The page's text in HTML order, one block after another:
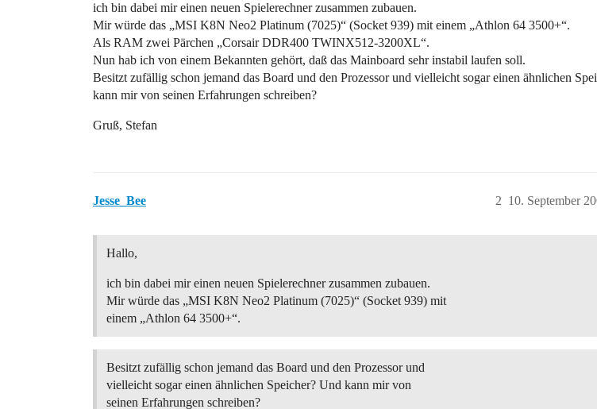
ich bin dabei mir einen neuen Spielerechner zusammen zubauen.
Mir würde das „MSI K8N Neo2 Platinum (7025)“ (Socket 939) mit einem „Athlon 64 3500+“.
Als RAM zwei Pärchen „Corsair DDR400 TWINX512-3200XL“.
Nun hab ich von einem Bekannten gehört, daß das Mainboard sehr instabil laufen soll.
Besitzt zufällig schon jemand das Board und den Prozessor und vielleicht sogar einen ähnlichen
kann mir von seinen Erfahrungen schreiben?
Gruß, Stefan
Jesse_Bee 10. September
2
Hallo,
ich bin dabei mir einen neuen Spielerechner zusammen zubauen.
Mir würde das „MSI K8N Neo2 Platinum (7025)“ (Socket 939) mit
einem „Athlon 64 3500+“.
Besitzt zufällig schon jemand das Board und den Prozessor und
vielleicht sogar einen ähnlichen Speicher? Und kann mir von
seinen Erfahrungen schreiben?